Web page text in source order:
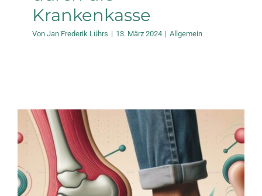
Krankenkasse
Von Jan Frederik Lührs | 13. März 2024 | Allgemein
Sensomotorische
Aktiveinlagen vs.